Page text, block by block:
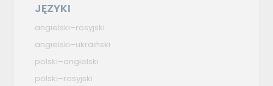
JĘZYKI
angielski–rosyjski
angielski–ukraiński
polski–angielski
polski–rosyjski